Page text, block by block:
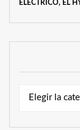
ELÉCTRICO, EL
Elegir la
Categorías